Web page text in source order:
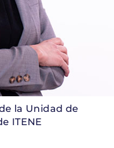
la Unidad de
ITENE